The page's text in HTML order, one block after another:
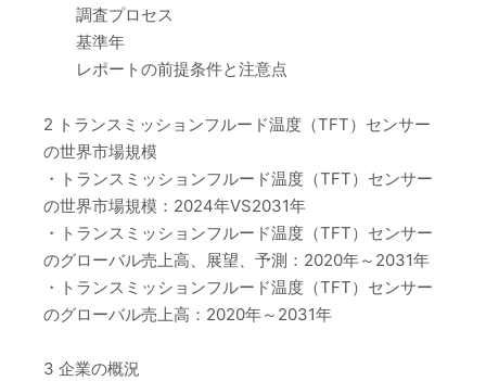
調査プロセス
基準年
レポートの前提条件と注意点
2 トランスミッションフルード温度（TFT）センサー
の世界市場規模
・トランスミッションフルード温度（TFT）センサー
の世界市場規模：2024年VS2031年
・トランスミッションフルード温度（TFT）センサー
のグローバル売上高、展望、予測：2020年～2031年
・トランスミッションフルード温度（TFT）センサー
のグローバル売上高：2020年～2031年
3 企業の概況